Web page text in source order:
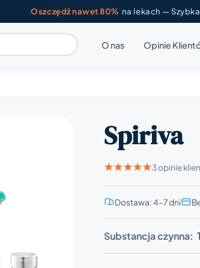
Oszczędź nawet 80% na lekach —
O nas Opinie
Spiriva
3 opinie
Dostawa: 4–7 dni
Substancja czynna: